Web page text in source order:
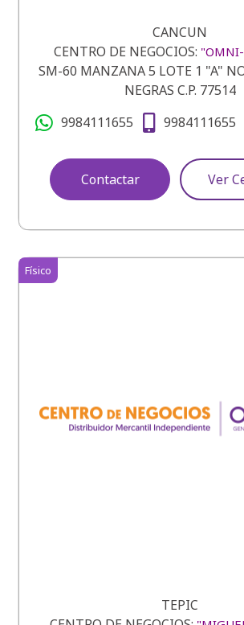
CANCUN
CENTRO DE NEGOCIOS:
SM-60 MANZANA 5 LOTE 1 "A"
NEGRAS C.P. 77514
9984111655
9984111655
Contactar Ver
TEPIC
Físico